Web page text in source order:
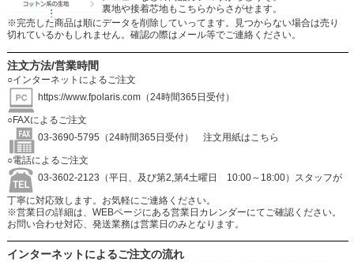
裏地や接着芯地もこちらからさがせます。
※完売した商品は順にデータを削除していってます。見つからない場合は売り
切れているかもしれません。確認の際はメール等でご連絡ください。
注文方法/営業時間
○インターネットによるご注文
https://www.fpolaris.com（24時間365日受付）
○FAXによるご注文
03-3690-5795（24時間365日受付）
注文用紙はこちら
○電話によるご注文
03-3602-2123（平日、及び第2,第4土曜日 10:00～18:00）スタッフが
丁寧に対応致します。お気軽にご連絡ください。
※営業日の詳細は、WEBページにある営業日カレンダーにてご確認ください。
お問い合わせ対応、発送業務は営業日のみとなります。
インターネットによるご注文の流れ